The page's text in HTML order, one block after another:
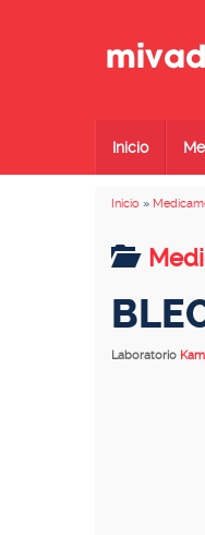
Inicio
Inicio »
Laboratorio